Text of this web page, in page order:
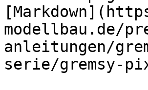
modellbau.de/
anleitungen/
serie/gremsy-